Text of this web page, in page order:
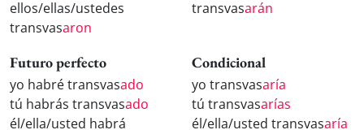
ellos/ellas/ustedes
transvasaron
transvasarán
Futuro perfecto
yo habré transvasado
tú habrás transvasado
él/ella/usted habrá
Condicional
yo transvasaría
tú transvasarías
él/ella/usted transvasaría